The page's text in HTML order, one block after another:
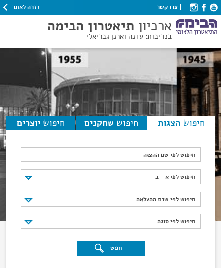
צרו קשר חזרה לאתר
ארכיון תיאטרון הבימה
בנדיבות: עדנה וארנן גבריאלי
חיפוש הצגות חיפוש שחקנים חיפוש יוצרים
חיפוש לפי שם ההצגה
חיפוש לפי א - ב
חיפוש לפי א - ב
חיפוש לפי שנת ההעלאה
חיפוש לפי שנת ההעלאה
חיפוש לפי סוגה
חיפוש לפי סוגה
חפש